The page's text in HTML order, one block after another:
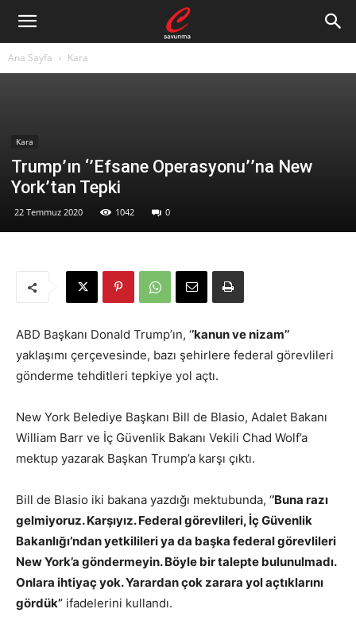
Ana Sayfa Kara
Kara
Trump’ın ‘’Efsane Operasyonu’’na New
York’tan Tepki
22 Temmuz 2020 1042 0
ABD Başkanı Donald Trump’ın, ‘’kanun ve nizam’’
yaklaşımı çerçevesinde, bazı şehirlere federal görevlileri
gönderme tehditleri tepkiye yol açtı.
New York Belediye Başkanı Bill de Blasio, Adalet Bakanı
William Barr ve İç Güvenlik Bakanı Vekili Chad Wolf’a
mektup yazarak Başkan Trump’a karşı çıktı.
Bill de Blasio iki bakana yazdığı mektubunda, ‘’Buna razı
gelmiyoruz. Karşıyız. Federal görevlileri, İç Güvenlik
Bakanlığı’ndan yetkilileri ya da başka federal görevlileri
New York’a göndermeyin. Böyle bir talepte bulunulmadı.
Onlara ihtiyaç yok. Yarardan çok zarara yol açtıklarını
gördük’’ ifadelerini kullandı.